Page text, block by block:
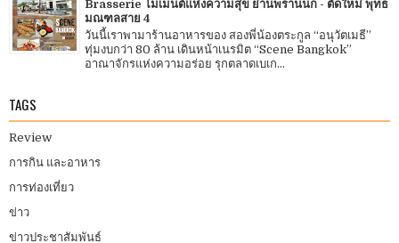
Brasserie โมเมนต์แห่งความสุข ย่านพรานนก - ตัดใหม่ พุทธ
มณฑลสาย 4
วันนี้เราพามาร้านอาหารของ สองพี่น้องตระกูล “อนุวัตเมธี”
ทุ่มงบกว่า 80 ล้าน เดินหน้าเนรมิต “Scene Bangkok”
อาณาจักรแห่งความอร่อย รุกตลาดเบเก...
TAGS
Review
การกิน และอาหาร
การท่องเที่ยว
ข่าว
ข่าวประชาสัมพันธ์